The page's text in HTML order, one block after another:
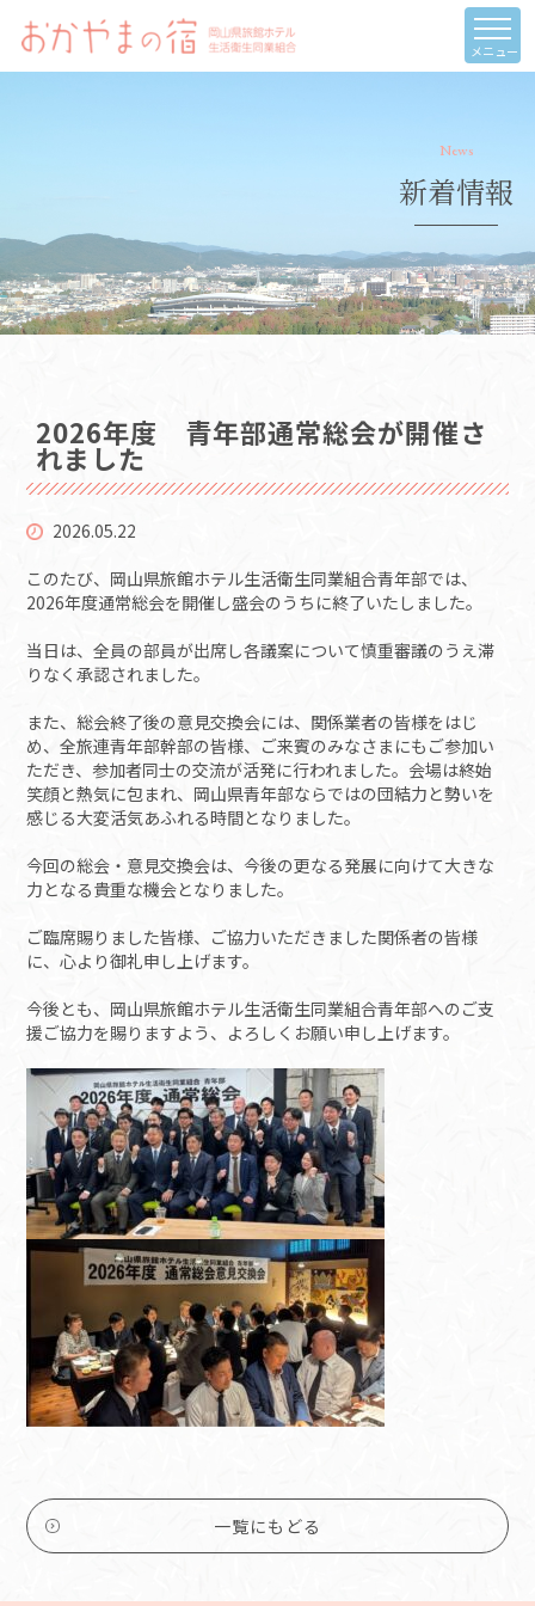
メニュー
News
新着情報
2026年度 青年部通常総会が開催さ
れました
2026.05.22
このたび、岡山県旅館ホテル生活衛生同業組合青年部では、
2026年度通常総会を開催し盛会のうちに終了いたしました。
当日は、全員の部員が出席し各議案について慎重審議のうえ滞
りなく承認されました。
また、総会終了後の意見交換会には、関係業者の皆様をはじ
め、全旅連青年部幹部の皆様、ご来賓のみなさまにもご参加い
ただき、参加者同士の交流が活発に行われました。会場は終始
笑顔と熱気に包まれ、岡山県青年部ならではの団結力と勢いを
感じる大変活気あふれる時間となりました。
今回の総会・意見交換会は、今後の更なる発展に向けて大きな
力となる貴重な機会となりました。
ご臨席賜りました皆様、ご協力いただきました関係者の皆様
に、心より御礼申し上げます。
今後とも、岡山県旅館ホテル生活衛生同業組合青年部へのご支
援ご協力を賜りますよう、よろしくお願い申し上げます。
一覧にもどる